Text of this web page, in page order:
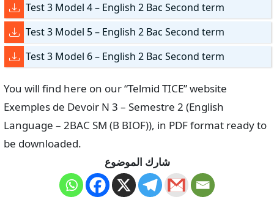
Test 3 Model 4 – English 2 Bac Second term
Test 3 Model 5 – English 2 Bac Second term
Test 3 Model 6 – English 2 Bac Second term
You will find here on our “Telmid TICE” website
Exemples de Devoir N 3 – Semestre 2 (English
Language – 2BAC SM (B BIOF)), in PDF format ready to
be downloaded.
شارك الموضوع